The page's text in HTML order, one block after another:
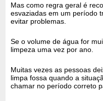
Mas como regra geral é
esvaziadas em um período
evitar problemas.
Se o volume de água for
limpeza uma vez por ano.
Muitas vezes as pessoas
limpa fossa quando a
chamar no período correto